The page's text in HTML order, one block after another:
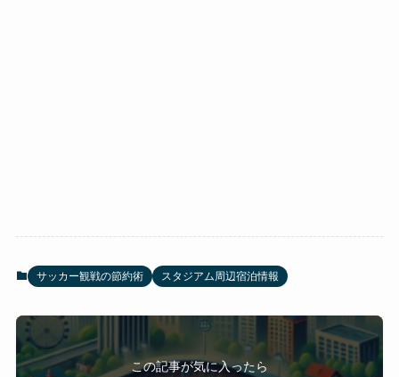
サッカー観戦の節約術 スタジアム周辺宿泊情報
この記事が気に入ったら